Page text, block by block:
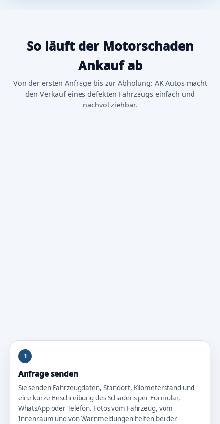
So läuft der Motorschaden
Ankauf ab
Von der ersten Anfrage bis zur Abholung: AK Autos macht
den Verkauf eines defekten Fahrzeugs einfach und
nachvollziehbar.
1
Anfrage senden
Sie senden Fahrzeugdaten, Standort, Kilometerstand und
eine kurze Beschreibung des Schadens per Formular,
WhatsApp oder Telefon. Fotos vom Fahrzeug, vom
Innenraum und von Warnmeldungen helfen bei der